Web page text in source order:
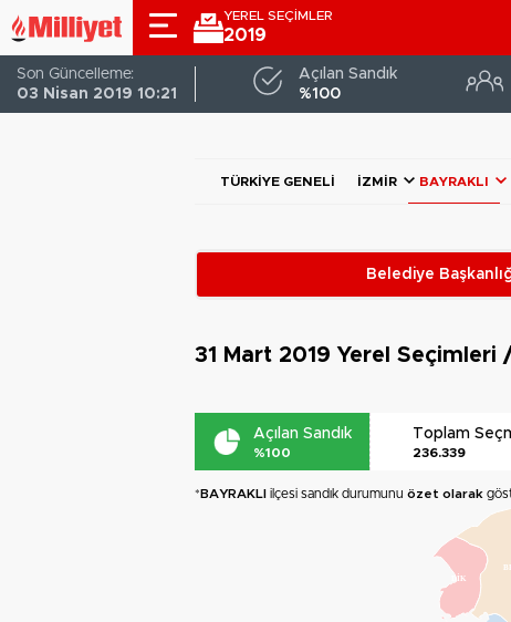
YEREL SEÇİMLER
2019
Son Güncelleme:
03 Nisan 2019 10:21
Açılan Sandık
%100
TÜRKIYE GENELI İZMIR BAYRAKLI
Belediye
31 Mart 2019 Yerel Seçimleri
Açılan Sandık
%100
Toplam
236.339
*BAYRAKLI ilçesi sandık durumunu özet olarak
DİK